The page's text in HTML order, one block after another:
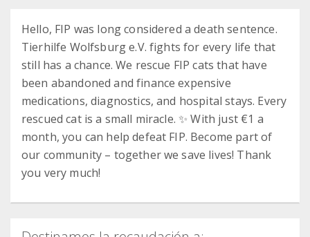
Hello, FIP was long considered a death sentence.
Tierhilfe Wolfsburg e.V. fights for every life that
still has a chance. We rescue FIP cats that have
been abandoned and finance expensive
medications, diagnostics, and hospital stays. Every
rescued cat is a small miracle. ✨ With just €1 a
month, you can help defeat FIP. Become part of
our community – together we save lives! Thank
you very much!